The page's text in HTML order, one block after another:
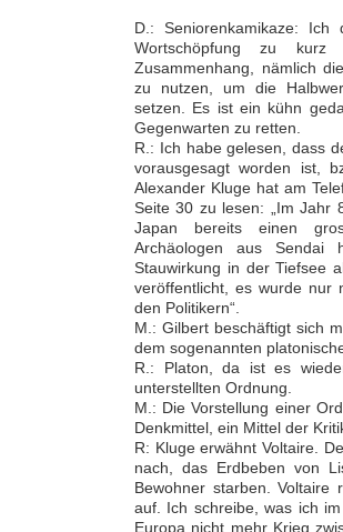
D.: Seniorenkamikaze:
Wortschöpfung zu
Zusammenhang, nämlich
zu nutzen, um die
setzen. Es ist ein kühn
Gegenwarten zu retten.
R.: Ich habe gelesen, dass
vorausgesagt worden ist,
Alexander Kluge hat am
Seite 30 zu lesen: „Im Jahr
Japan bereits einen
Archäologen aus Sendai
Stauwirkung in der Tiefsee
veröffentlicht, es wurde nur
den Politikern“.
M.: Gilbert beschäftigt sich
dem sogenannten
R.: Platon, da ist es
unterstellten Ordnung.
M.: Die Vorstellung einer
Denkmittel, ein Mittel der
R: Kluge erwähnt Voltaire.
nach, das Erdbeben von
Bewohner starben.
auf. Ich schreibe, was ich
Europa nicht mehr Krieg